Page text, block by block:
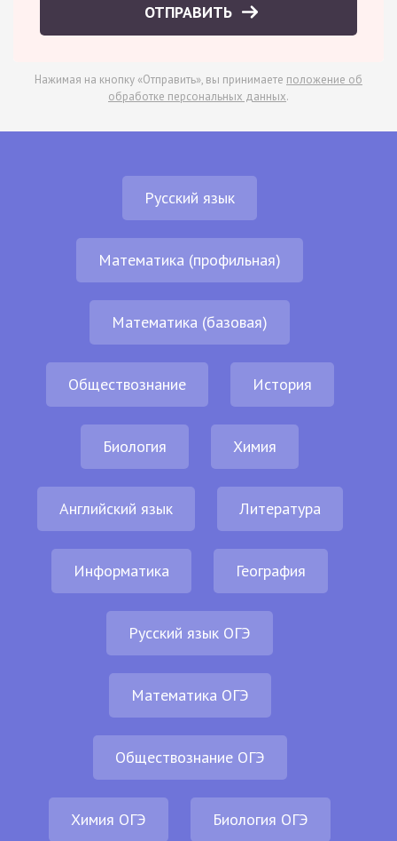
ОТПРАВИТЬ
Нажимая на кнопку «Отправить», вы принимаете положение об
обработке персональных данных.
Русский язык
Математика (профильная)
Математика (базовая)
Обществознание История
Биология Химия
Английский язык Литература
Информатика География
Русский язык ОГЭ
Математика ОГЭ
Обществознание ОГЭ
Химия ОГЭ Биология ОГЭ